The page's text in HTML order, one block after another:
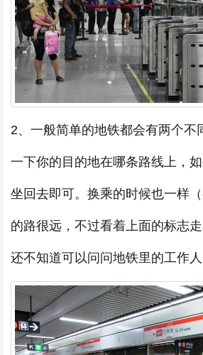
2、一般简单的地铁都会有两个不
一下你的目的地在哪条路线上，
坐回去即可。换乘的时候也一样
的路很远，不过看着上面的标志
还不知道可以问问地铁里的工作人